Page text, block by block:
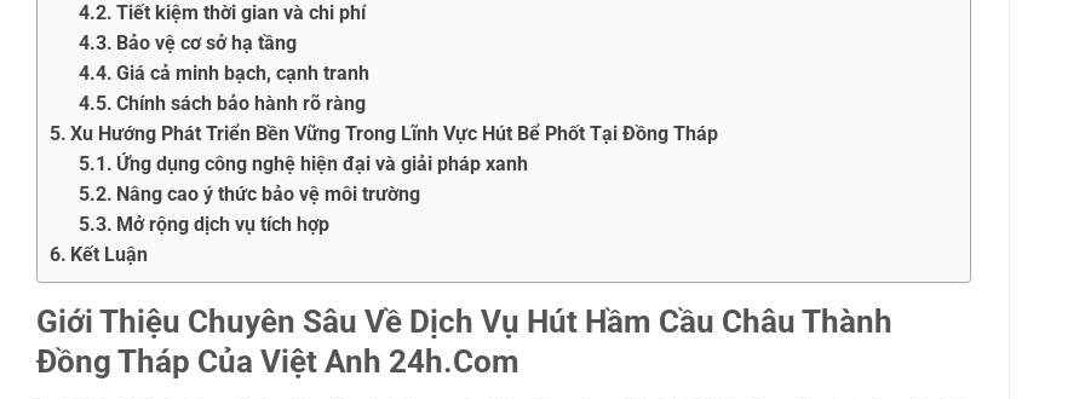
Tiết kiệm thời gian và chi phí
Bảo vệ cơ sở hạ tầng
Giá cả minh bạch, cạnh tranh
Chính sách bảo hành rõ ràng
Xu Hướng Phát Triển Bền Vững Trong Lĩnh Vực Hút Bể Phốt Tại Đồng Tháp
Ứng dụng công nghệ hiện đại và giải pháp xanh
Nâng cao ý thức bảo vệ môi trường
Mở rộng dịch vụ tích hợp
Kết Luận
Giới Thiệu Chuyên Sâu Về Dịch Vụ Hút Hầm Cầu Châu Thành
Đồng Tháp Của Việt Anh 24h.Com